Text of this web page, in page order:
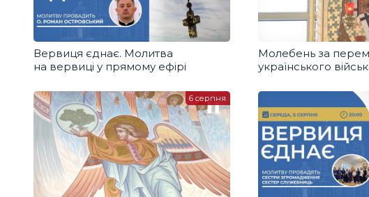
Вервиця єднає. Молитва
на вервиці у прямому ефірі
Молебень за
українського
6 серпня